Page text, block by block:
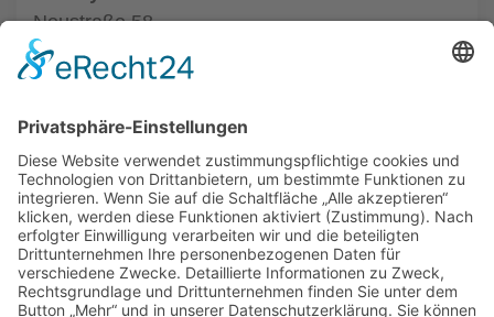
Neustraße 58
52066 Aachen
Tel.: +49 241 63342
ALLGEMEIN